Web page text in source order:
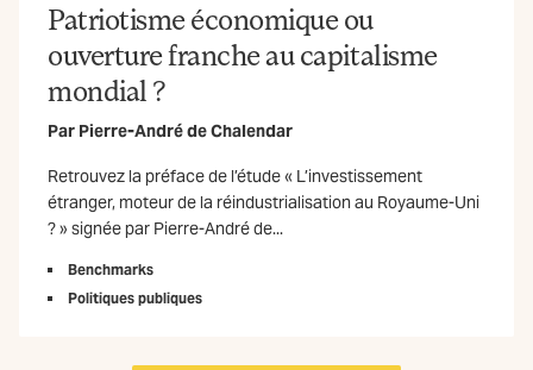
Patriotisme économique ou
ouverture franche au capitalisme
mondial ?
Par Pierre-André de Chalendar
Retrouvez la préface de l’étude « L’investissement
étranger, moteur de la réindustrialisation au Royaume-Uni
? » signée par Pierre-André de...
Benchmarks
Politiques publiques